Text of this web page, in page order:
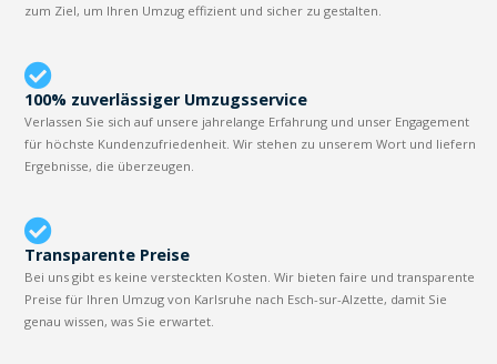
zum Ziel, um Ihren Umzug effizient und sicher zu gestalten.
100% zuverlässiger Umzugsservice
Verlassen Sie sich auf unsere jahrelange Erfahrung und unser Engagement
für höchste Kundenzufriedenheit. Wir stehen zu unserem Wort und liefern
Ergebnisse, die überzeugen.
Transparente Preise
Bei uns gibt es keine versteckten Kosten. Wir bieten faire und transparente
Preise für Ihren Umzug von Karlsruhe nach Esch-sur-Alzette, damit Sie
genau wissen, was Sie erwartet.